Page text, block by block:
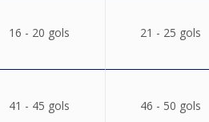
16 - 20 gols 21 - 25 gols
41 - 45 gols 46 - 50 gols